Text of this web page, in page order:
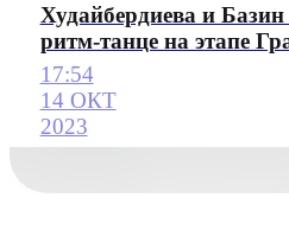
Худайбердиева и
ритм-танце на этапе
17:54
14 ОКТ
2023